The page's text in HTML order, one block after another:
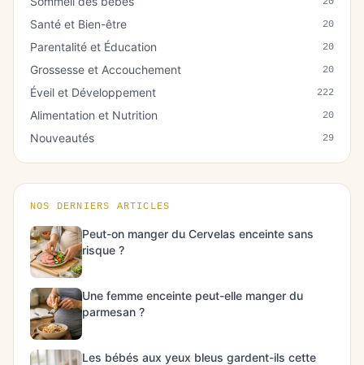
Santé et Bien-être 20
Parentalité et Éducation 20
Grossesse et Accouchement 20
Éveil et Développement 222
Alimentation et Nutrition 20
Nouveautés 29
NOS DERNIERS ARTICLES
Peut-on manger du Cervelas enceinte sans
risque ?
Une femme enceinte peut-elle manger du
parmesan ?
Les bébés aux yeux bleus gardent-ils cette